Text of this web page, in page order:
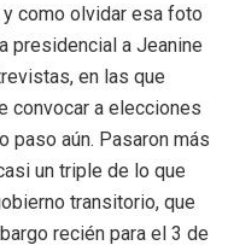
y como olvidar esa foto
presidencial a Jeanine
en las que
convocar a elecciones
paso aún. Pasaron más
un triple de lo que
transitorio, que
recién para el 3 de